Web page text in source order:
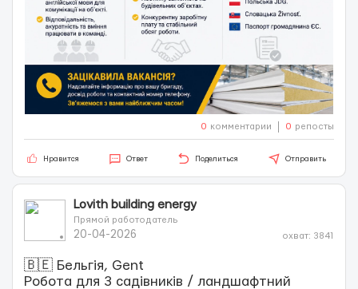
0 комментарии 0 репосты
Нравится Ответ Поделиться Отправить
Lovith building energy
Прямой работодатель
20-04-2026 охват: 3841
🇧🇪 Бельгія, Gent
Робота для 3 садівників / ландшафтний